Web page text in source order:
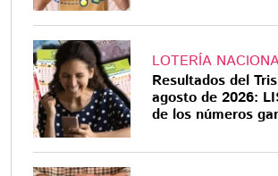
LOTERÍA
Resultados del
agosto de 2026:
de los números